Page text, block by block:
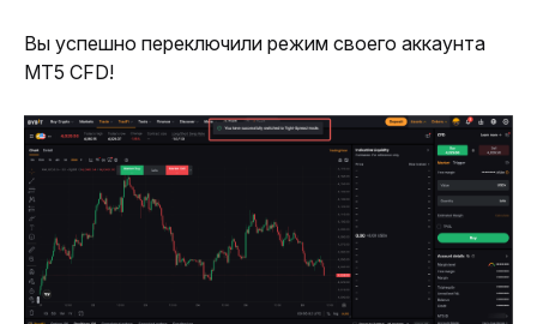
Вы успешно переключили режим своего аккаунта
MT5 CFD!